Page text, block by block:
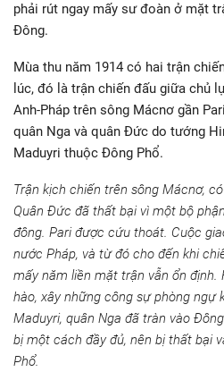
phải rút ngay mấy sư đoàn ở mặt
Đông.
Mùa thu năm 1914 có hai trận
lúc, đó là trận chiến đấu giữa chủ
Anh-Pháp trên sông Mácnơ gần
quân Nga và quân Đức do tướng
Maduyri thuộc Đông Phổ.
Trận kịch chiến trên sông Mácnơ,
Quân Đức đã thất bại vì một bộ
đông. Pari được cứu thoát. Cuộc
nước Pháp, và từ đó cho đến khi
mấy năm liền mặt trận vẫn ổn định.
hào, xây những công sự phòng ngự
Maduyri, quân Nga đã tràn vào
bị một cách đầy đủ, nên bị thất bại
Phổ.